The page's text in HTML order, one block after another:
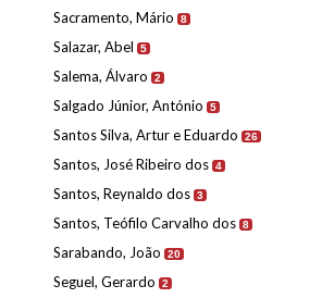
Sacramento, Mário 8
Salazar, Abel 5
Salema, Álvaro 2
Salgado Júnior, António 5
Santos Silva, Artur e Eduardo 26
Santos, José Ribeiro dos 4
Santos, Reynaldo dos 3
Santos, Teófilo Carvalho dos 8
Sarabando, João 20
Seguel, Gerardo 2